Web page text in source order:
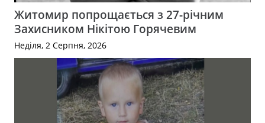
Житомир попрощається з 27-річним
Захисником Нікітою Горячевим
Неділя, 2 Серпня, 2026